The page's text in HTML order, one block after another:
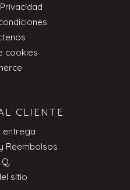
cookies
CLIENTE
entrega
Reembolsos
sitio